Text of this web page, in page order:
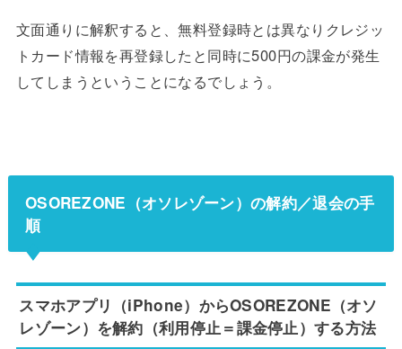
文面通りに解釈すると、無料登録時とは異なりクレジッ
トカード情報を再登録したと同時に500円の課金が発生
してしまうということになるでしょう。
OSOREZONE（オソレゾーン）の解約／退会の手
順
スマホアプリ（iPhone）からOSOREZONE（オソ
レゾーン）を解約（利用停止＝課金停止）する方法